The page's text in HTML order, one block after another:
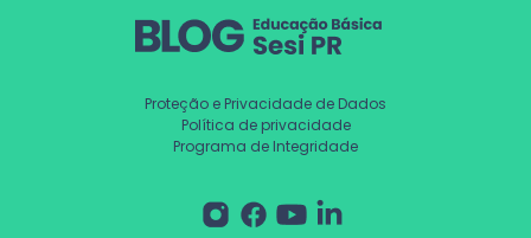
Proteção e Privacidade de Dados
Política de privacidade
Programa de Integridade